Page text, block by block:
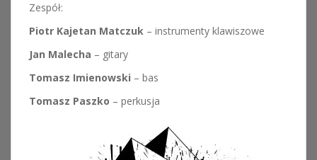
Zespół:
Piotr Kajetan Matczuk – instrumenty klawiszowe
Jan Malecha – gitary
Tomasz Imienowski – bas
Tomasz Paszko – perkusja